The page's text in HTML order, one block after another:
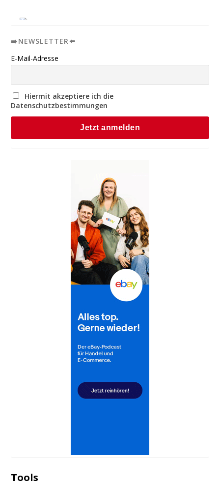
➡️NEWSLETTER⬅️
E-Mail-Adresse
Hiermit akzeptiere ich die
Datenschutzbestimmungen
Tools